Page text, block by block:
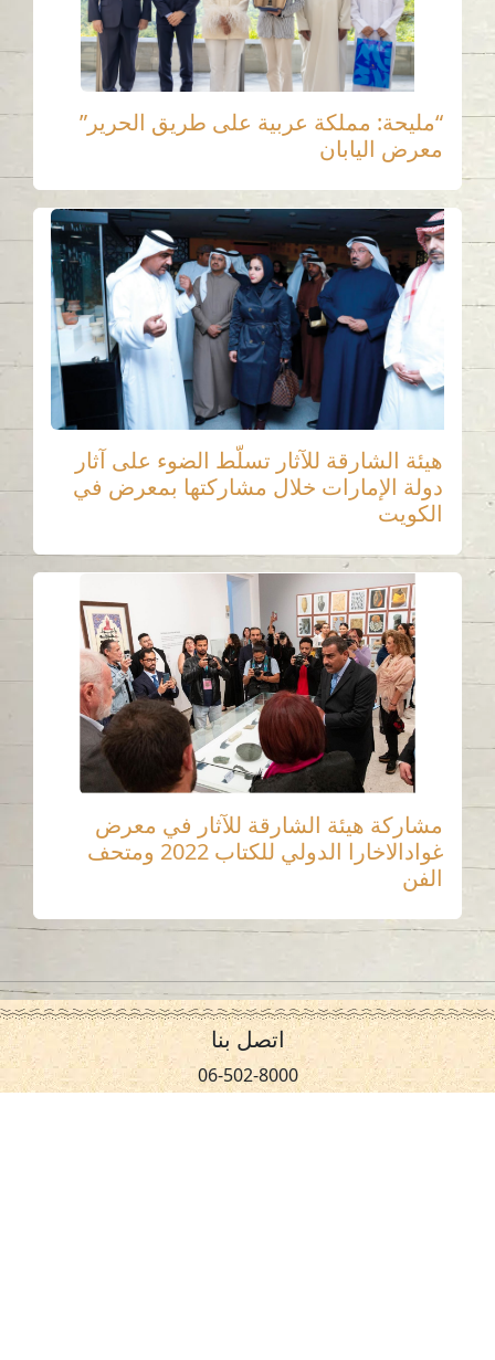
“مليحة: مملكة عربية على طريق الحرير”
معرض اليابان
هيئة الشارقة للآثار تسلّط الضوء على آثار
دولة الإمارات خلال مشاركتها بمعرض في
الكويت
مشاركة هيئة الشارقة للآثار في معرض
غوادالاخارا الدولي للكتاب 2022 ومتحف
الفن
اتصل بنا
06-502-8000
info@saa.shj.ae